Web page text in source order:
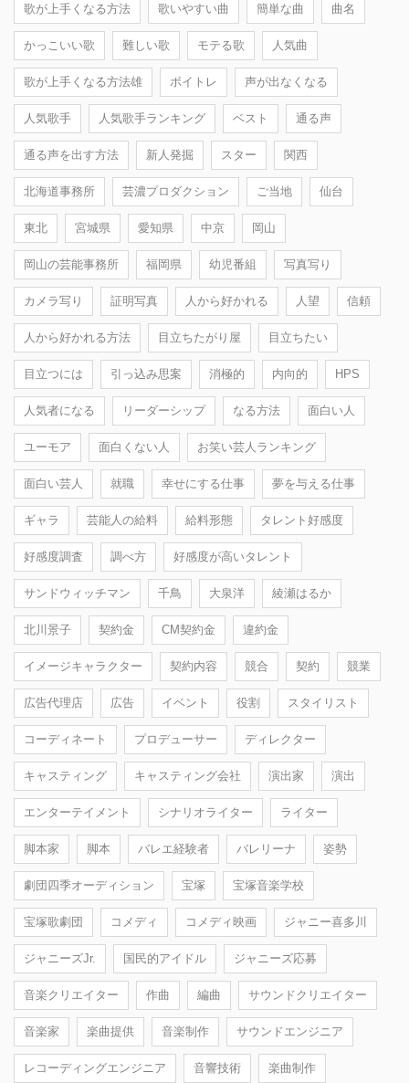
歌が上手くなる方法 歌いやすい曲 簡単な曲 曲名
かっこいい歌 難しい歌 モテる歌 人気曲
歌が上手くなる方法雄 ボイトレ 声が出なくなる
人気歌手 人気歌手ランキング ベスト 通る声
通る声を出す方法 新人発掘 スター 関西
北海道事務所 芸濃プロダクション ご当地 仙台
東北 宮城県 愛知県 中京 岡山
岡山の芸能事務所 福岡県 幼児番組 写真写り
カメラ写り 証明写真 人から好かれる 人望 信頼
人から好かれる方法 目立ちたがり屋 目立ちたい
目立つには 引っ込み思案 消極的 内向的 HPS
人気者になる リーダーシップ なる方法 面白い人
ユーモア 面白くない人 お笑い芸人ランキング
面白い芸人 就職 幸せにする仕事 夢を与える仕事
ギャラ 芸能人の給料 給料形態 タレント好感度
好感度調査 調べ方 好感度が高いタレント
サンドウィッチマン 千鳥 大泉洋 綾瀬はるか
北川景子 契約金 CM契約金 違約金
イメージキャラクター 契約内容 競合 契約 競業
広告代理店 広告 イベント 役割 スタイリスト
コーディネート プロデューサー ディレクター
キャスティング キャスティング会社 演出家 演出
エンターテイメント シナリオライター ライター
脚本家 脚本 バレエ経験者 バレリーナ 姿勢
劇団四季オーディション 宝塚 宝塚音楽学校
宝塚歌劇団 コメディ コメディ映画 ジャニー喜多川
ジャニーズJr. 国民的アイドル ジャニーズ応募
音楽クリエイター 作曲 編曲 サウンドクリエイター
音楽家 楽曲提供 音楽制作 サウンドエンジニア
レコーディングエンジニア 音響技術 楽曲制作